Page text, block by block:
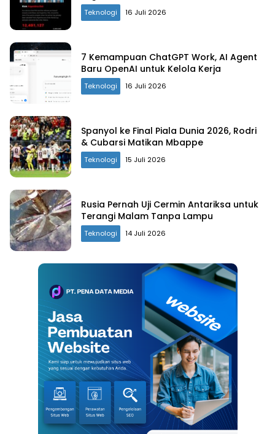
Teknologi 16 Juli 2026
7 Kemampuan ChatGPT Work, AI Agent
Baru OpenAI untuk Kelola Kerja
Teknologi 16 Juli 2026
Spanyol ke Final Piala Dunia 2026, Rodri
& Cubarsi Matikan Mbappe
Teknologi 15 Juli 2026
Rusia Pernah Uji Cermin Antariksa untuk
Terangi Malam Tanpa Lampu
Teknologi 14 Juli 2026